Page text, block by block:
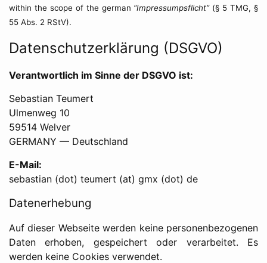
within the scope of the german “Impressumpsflicht”(§ 5 TMG, §
55 Abs. 2 RStV).
Datenschutzerklärung (DSGVO)
Verantwortlich im Sinne der DSGVO ist:
Sebastian Teumert
Ulmenweg 10
59514 Welver
GERMANY — Deutschland
E-Mail:
sebastian (dot) teumert (at) gmx (dot) de
Datenerhebung
Auf dieser Webseite werden keine personenbezogenen
Daten erhoben, gespeichert oder verarbeitet. Es
werden keine Cookies verwendet.